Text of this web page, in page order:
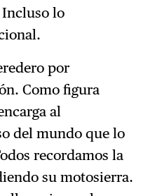
lo
por
Como figura
al
del mundo que lo
recordamos la
su motosierra.